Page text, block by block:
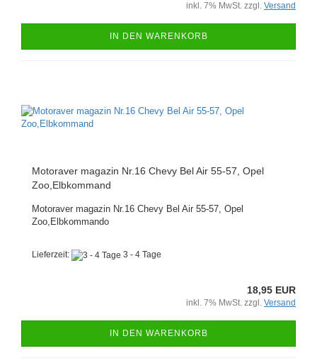
inkl. 7% MwSt. zzgl. Versand
IN DEN WARENKORB
Motoraver magazin Nr.16 Chevy Bel Air 55-57, Opel
Zoo,Elbkommand
Motoraver magazin Nr.16 Chevy Bel Air 55-57, Opel
Zoo,Elbkommando
Lieferzeit: 3 - 4 Tage
18,95 EUR
inkl. 7% MwSt. zzgl. Versand
IN DEN WARENKORB